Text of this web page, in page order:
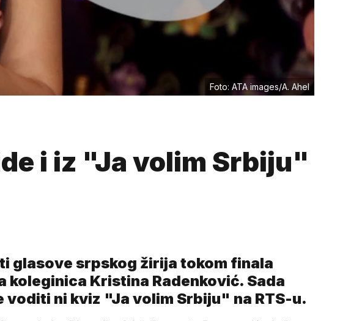
Foto: ATA images/A. Ahel
i iz "Ja volim Srbiju"
glasove srpskog žirija tokom finala
Kristina Radenković. Sada
ni kviz "Ja volim Srbiju" na RTS-u.